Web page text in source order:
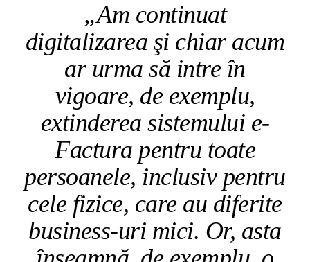
„Am continuat
digitalizarea şi chiar acum
ar urma să intre în
vigoare, de exemplu,
extinderea sistemului e-
Factura pentru toate
persoanele, inclusiv pentru
cele fizice, care au diferite
business-uri mici. Or, asta